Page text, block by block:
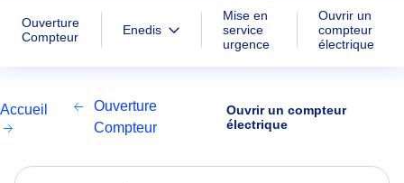
Ouverture
Compteur
Enedis
Mise en
service
urgence
Ouvrir un
compteur
électrique
Accueil
Ouverture
Compteur
Ouvrir un compteur
électrique